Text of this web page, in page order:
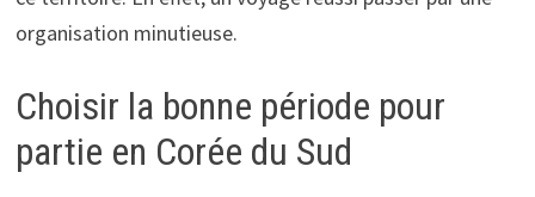
organisation minutieuse.
Choisir la bonne période pour
partie en Corée du Sud